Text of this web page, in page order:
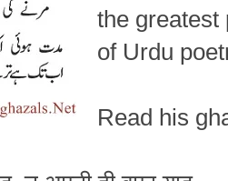
the greatest
of Urdu
Read his